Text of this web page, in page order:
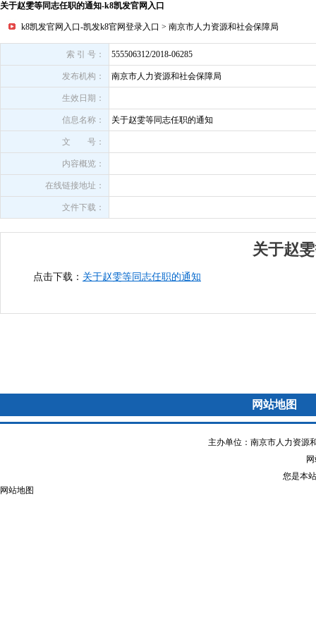
关于赵雯等同志任职的通知-k8凯发官网入口
k8凯发官网入口-凯发k8官网登录入口 > 南京市人力资源和社会保障局
索 引 号： 555506312/2018-06285
发布机构： 南京市人力资源和社会保障局
生效日期：
信息名称： 关于赵雯等同志任职的通知
文 号：
内容概览：
在线链接地址：
文件下载：
关于赵
点击下载： 关于赵雯等同志任职的通知
网站地图
主办单位：南京市人力资源
您是本
网站地图